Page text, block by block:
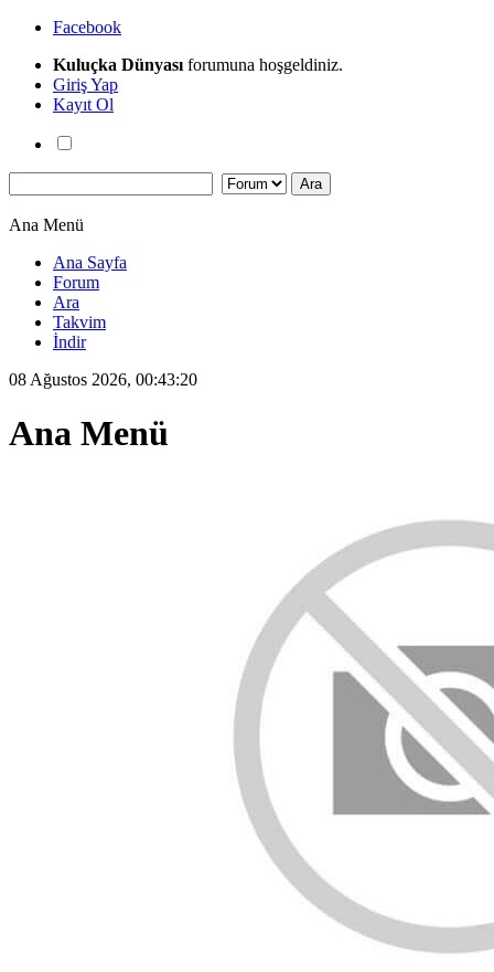
Facebook
Kuluçka Dünyası forumuna hoşgeldiniz.
Giriş Yap
Kayıt Ol
Ana Menü
Ana Sayfa
Forum
Ara
Takvim
İndir
08 Ağustos 2026, 00:43:20
Ana Menü